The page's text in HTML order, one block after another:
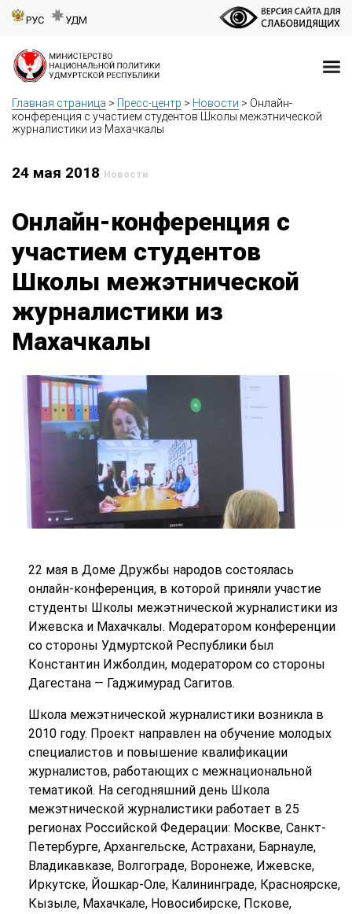
РУС УДМ
Главная страница > Пресс-центр > Новости > Онлайн-
конференция с участием студентов Школы межэтнической
журналистики из Махачкалы
24 мая 2018 Новости
Онлайн-конференция с
участием студентов
Школы межэтнической
журналистики из
Махачкалы
22 мая в Доме Дружбы народов состоялась
онлайн-конференция, в которой приняли участие
студенты Школы межэтнической журналистики из
Ижевска и Махачкалы. Модератором конференции
со стороны Удмуртской Республики был
Константин Ижболдин, модератором со стороны
Дагестана — Гаджимурад Сагитов.
Школа межэтнической журналистики возникла в
2010 году. Проект направлен на обучение молодых
специалистов и повышение квалификации
журналистов, работающих с межнациональной
тематикой. На сегодняшний день Школа
межэтнической журналистики работает в 25
регионах Российской Федерации: Москве, Санкт-
Петербурге, Архангельске, Астрахани, Барнауле,
Владикавказе, Волгограде, Воронеже, Ижевске,
Иркутске, Йошкар-Оле, Калининграде, Красноярске,
Кызыле, Махачкале, Новосибирске, Пскове,